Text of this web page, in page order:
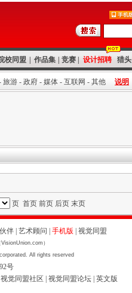
校同盟 作品集 竞赛 设计招聘 猎头
旅游 - 政府 - 媒体 - 互联网 - 其他 说明
页 首页 前页 后页 末页
伴 艺术顾问 手机版 视觉同盟
）
All rights reserved
号
视觉同盟社区 视觉同盟论坛 英文版